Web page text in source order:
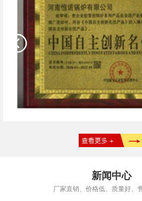
新闻中心
厂家直销、价格低、质量好、